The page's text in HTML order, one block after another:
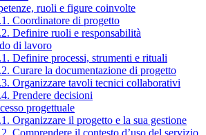
ruoli e figure coinvolte
Coordinatore di progetto
Definire ruoli e responsabilità
di lavoro
Definire processi, strumenti e rituali
Curare la documentazione di progetto
Organizzare tavoli tecnici collaborativi
Prendere decisioni
progettuale
Organizzare il progetto e la sua gestione
Comprendere il contesto d’uso del servizio